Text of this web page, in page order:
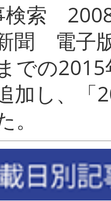
検索
聞 電子
での
加し、「
し